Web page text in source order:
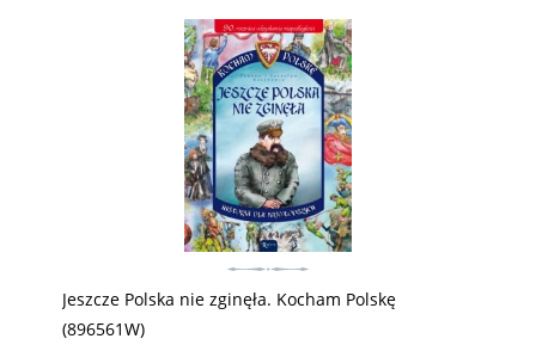
Jeszcze Polska nie zginęła. Kocham Polskę
(896561W)